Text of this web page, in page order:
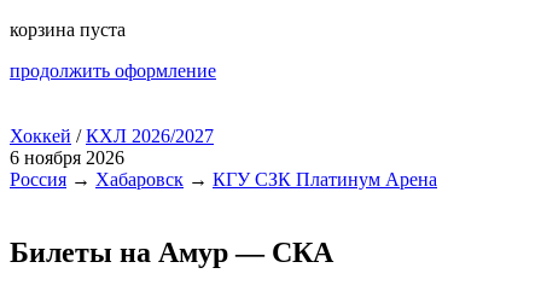
корзина пуста
продолжить оформление
Хоккей /КХЛ 2026/2027
6 ноября 2026
Россия → Хабаровск → КГУ СЗК Платинум Арена
Билеты на Амур — СКА